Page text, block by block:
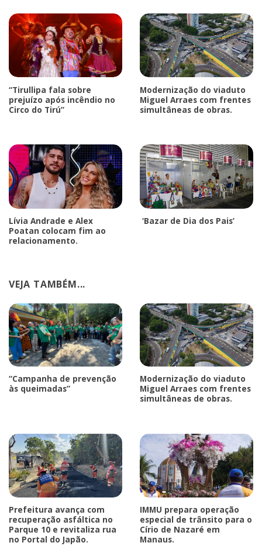
“Tirullipa fala sobre
prejuízo após incêndio no
Circo do Tirú”
Modernização do viaduto
Miguel Arraes com frentes
simultâneas de obras.
Lívia Andrade e Alex
Poatan colocam fim ao
relacionamento.
‘Bazar de Dia dos Pais’
VEJA TAMBÉM...
“Campanha de prevenção
às queimadas”
Modernização do viaduto
Miguel Arraes com frentes
simultâneas de obras.
Prefeitura avança com
recuperação asfáltica no
Parque 10 e revitaliza rua
no Portal do Japão.
IMMU prepara operação
especial de trânsito para o
Círio de Nazaré em
Manaus.